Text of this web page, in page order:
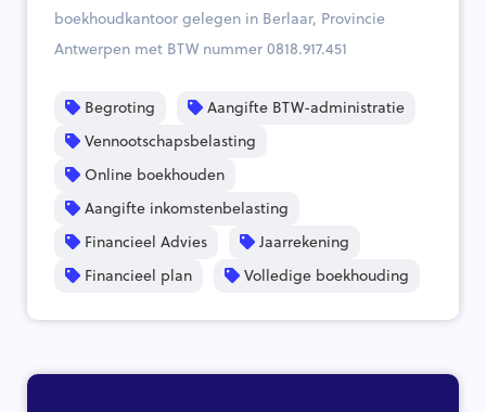
boekhoudkantoor gelegen in Berlaar, Provincie
Antwerpen met BTW nummer 0818.917.451
Begroting
Aangifte BTW-administratie
Vennootschapsbelasting
Online boekhouden
Aangifte inkomstenbelasting
Financieel Advies
Jaarrekening
Financieel plan
Volledige boekhouding